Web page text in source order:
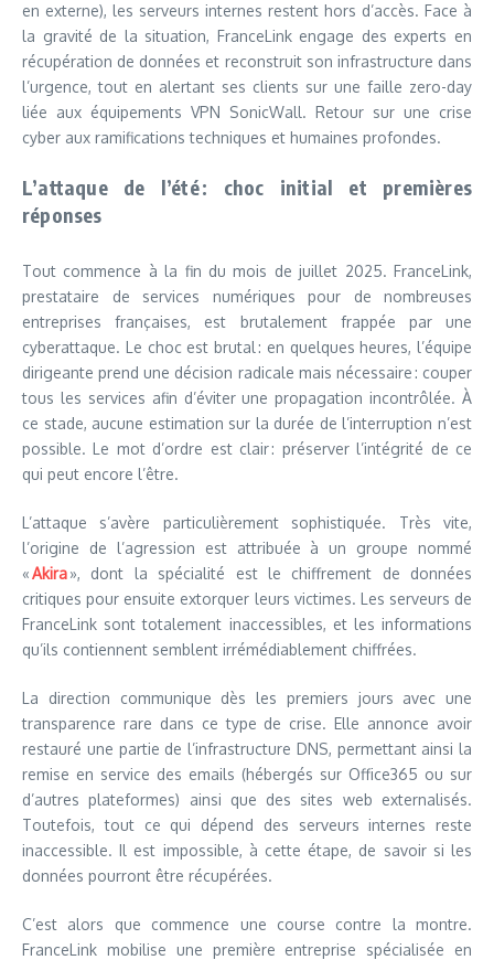
en externe), les serveurs internes restent hors d’accès. Face à
la gravité de la situation, FranceLink engage des experts en
récupération de données et reconstruit son infrastructure dans
l’urgence, tout en alertant ses clients sur une faille zero-day
liée aux équipements VPN SonicWall. Retour sur une crise
cyber aux ramifications techniques et humaines profondes.
L’attaque de l’été : choc initial et premières
réponses
Tout commence à la fin du mois de juillet 2025. FranceLink,
prestataire de services numériques pour de nombreuses
entreprises françaises, est brutalement frappée par une
cyberattaque. Le choc est brutal : en quelques heures, l’équipe
dirigeante prend une décision radicale mais nécessaire : couper
tous les services afin d’éviter une propagation incontrôlée. À
ce stade, aucune estimation sur la durée de l’interruption n’est
possible. Le mot d’ordre est clair : préserver l’intégrité de ce
qui peut encore l’être.
L’attaque s’avère particulièrement sophistiquée. Très vite,
l’origine de l’agression est attribuée à un groupe nommé
«Akira», dont la spécialité est le chiffrement de données
critiques pour ensuite extorquer leurs victimes. Les serveurs de
FranceLink sont totalement inaccessibles, et les informations
qu’ils contiennent semblent irrémédiablement chiffrées.
La direction communique dès les premiers jours avec une
transparence rare dans ce type de crise. Elle annonce avoir
restauré une partie de l’infrastructure DNS, permettant ainsi la
remise en service des emails (hébergés sur Office365 ou sur
d’autres plateformes) ainsi que des sites web externalisés.
Toutefois, tout ce qui dépend des serveurs internes reste
inaccessible. Il est impossible, à cette étape, de savoir si les
données pourront être récupérées.
C’est alors que commence une course contre la montre.
FranceLink mobilise une première entreprise spécialisée en